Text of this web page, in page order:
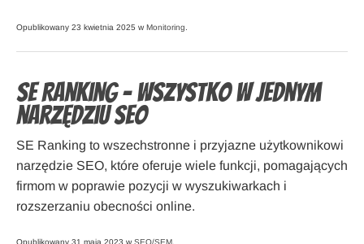
Opublikowany 23 kwietnia 2025 w Monitoring
SE Ranking – Wszystko w jednym
narzędziu SEO
SE Ranking to wszechstronne i przyjazne użytkownikowi
narzędzie SEO, które oferuje wiele funkcji, pomagających
firmom w poprawie pozycji w wyszukiwarkach i
rozszerzaniu obecności online.
Opublikowany 31 maja 2023 w SEO/SEM